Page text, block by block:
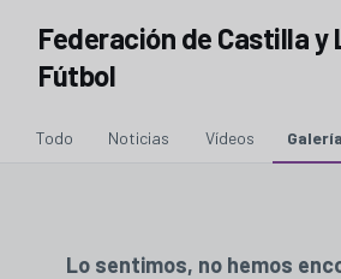
Federación de Castilla y
Fútbol
Todo Noticias Vídeos
Lo sentimos, no hemos